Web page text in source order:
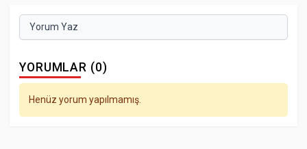
Yorum Yaz
YORUMLAR (0)
Henüz yorum yapılmamış.